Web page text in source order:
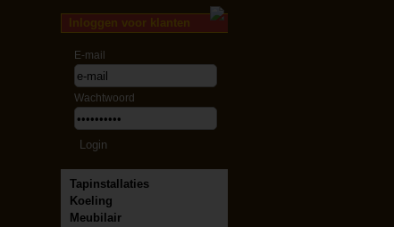
Inloggen voor klanten
E-mail
Wachtwoord
Tapinstallaties
Koeling
Meubilair